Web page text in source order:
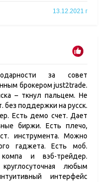
13.12.2021 г
за совет
брокером just2trade.
– ткнул пальцем. Не
без поддержки на русск.
Есть демо счет. Дает
биржи. Есть плечо,
инструмента. Можно
гаджета. Есть моб.
и вэб-трейдер.
любым
интерфейс